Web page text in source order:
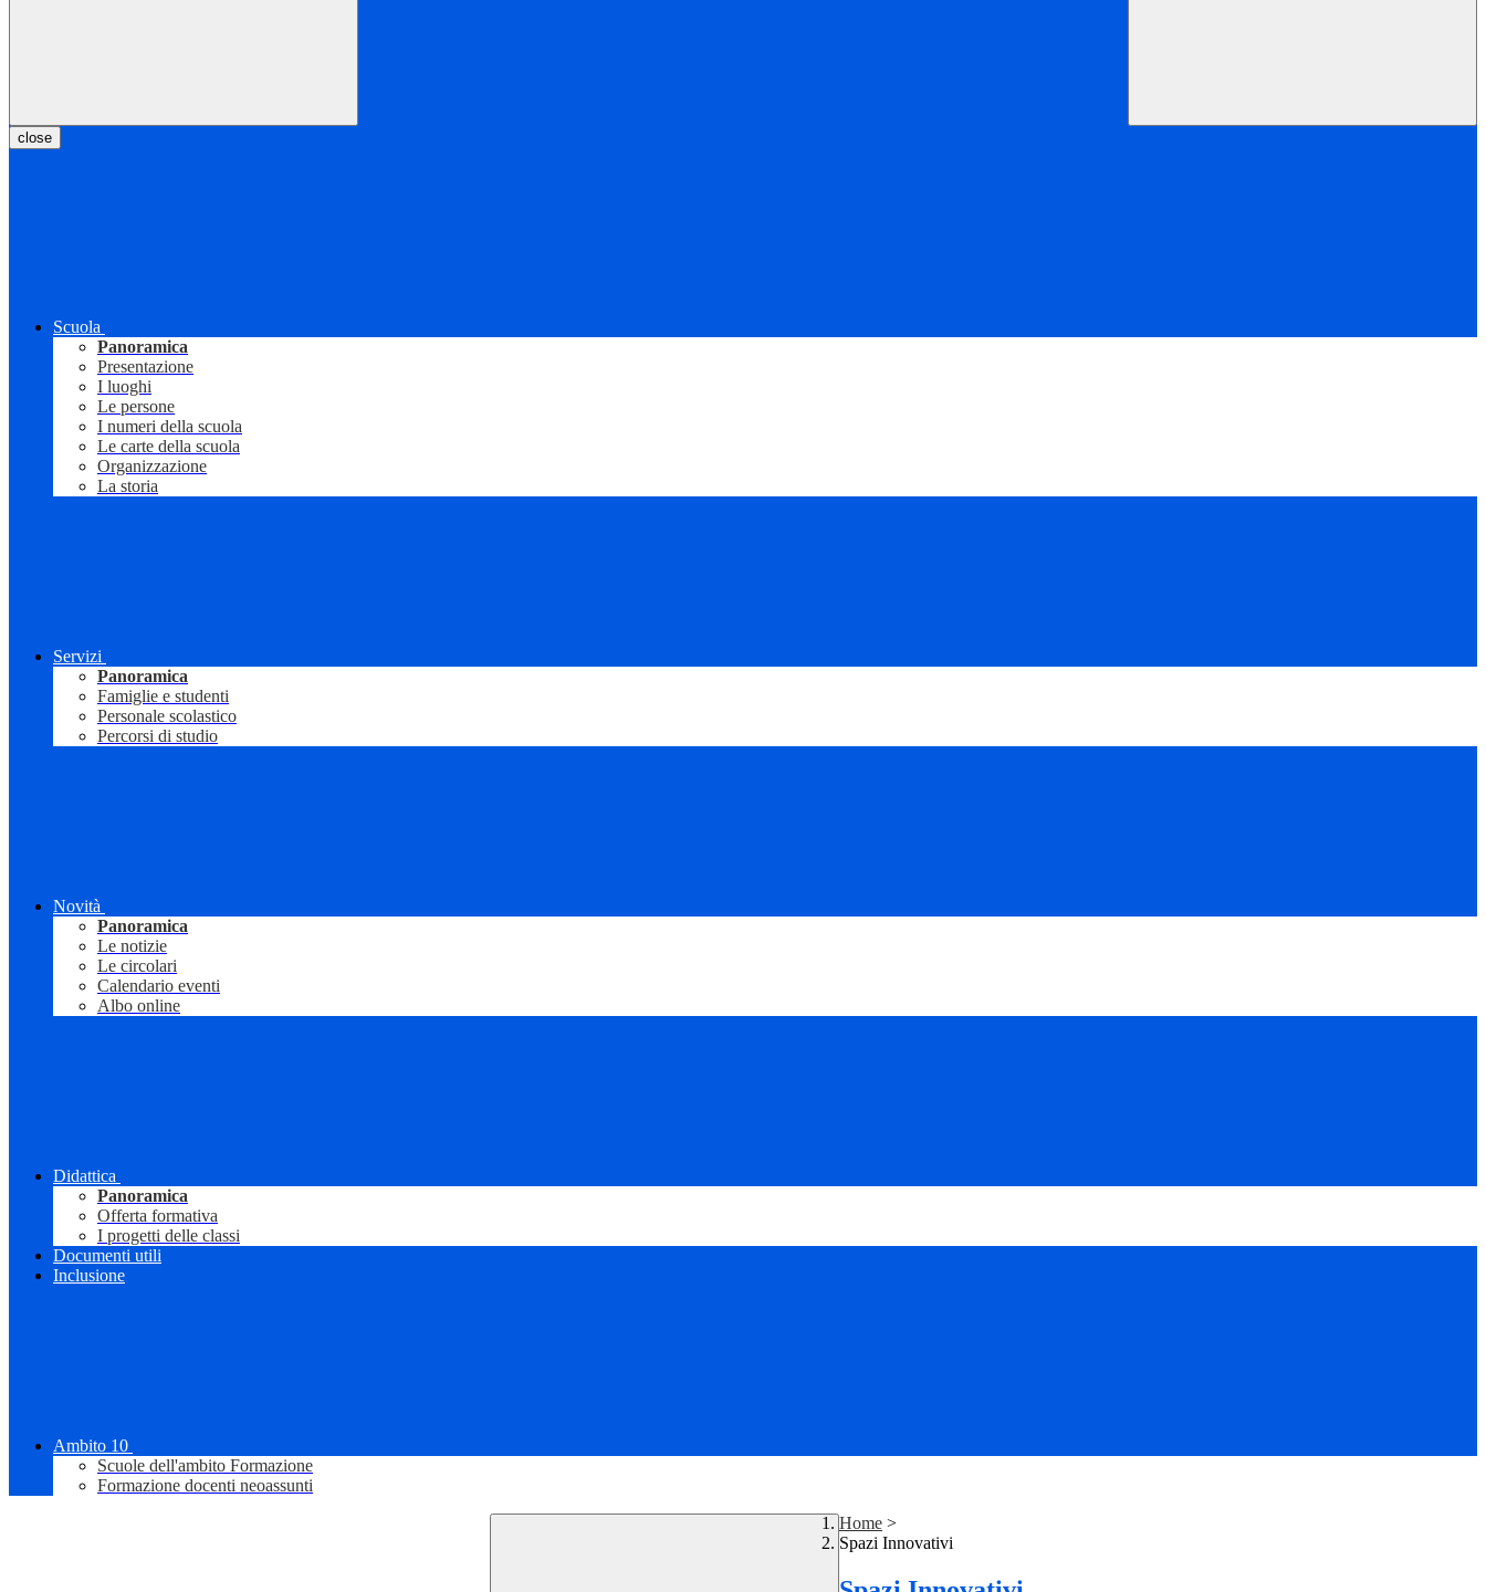
close
Scuola
Panoramica
Presentazione
I luoghi
Le persone
I numeri della scuola
Le carte della scuola
Organizzazione
La storia
Servizi
Panoramica
Famiglie e studenti
Personale scolastico
Percorsi di studio
Novità
Panoramica
Le notizie
Le circolari
Calendario eventi
Albo online
Didattica
Panoramica
Offerta formativa
I progetti delle classi
Documenti utili
Inclusione
Ambito 10
Scuole dell'ambito Formazione
Formazione docenti neoassunti
Home >
Spazi Innovativi